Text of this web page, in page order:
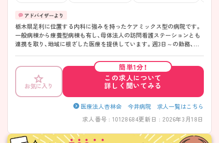
栃木県足利に位置する内科に強みを持ったケアミックス型の病院です。
一般病棟から療養型病棟も有し、母体法人の訪問看護ステーションとも
連携を取り、地域に根ざした医療を提供しています。週3日～の勤務、日
だけます♪ ご興味ある方には、面接対策ポイントなど、さらに詳細をお
話しいたしますのでお気軽にご相談ください。
お気に入り
簡単1分！
この求人について
詳しく聞いてみる
医療法人杏林会 今井病院 求人一覧はこちら
求人番号 : 10128684更新日 : 2026年3月18日